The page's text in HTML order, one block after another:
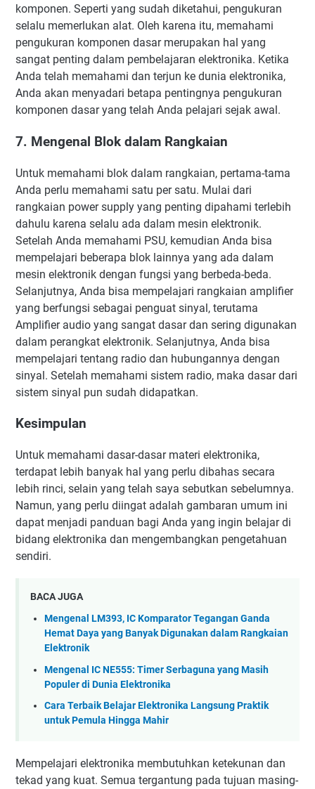
komponen. Seperti yang sudah diketahui, pengukuran
selalu memerlukan alat. Oleh karena itu, memahami
pengukuran komponen dasar merupakan hal yang
sangat penting dalam pembelajaran elektronika. Ketika
Anda telah memahami dan terjun ke dunia elektronika,
Anda akan menyadari betapa pentingnya pengukuran
komponen dasar yang telah Anda pelajari sejak awal.
7. Mengenal Blok dalam Rangkaian
Untuk memahami blok dalam rangkaian, pertama-tama
Anda perlu memahami satu per satu. Mulai dari
rangkaian power supply yang penting dipahami terlebih
dahulu karena selalu ada dalam mesin elektronik.
Setelah Anda memahami PSU, kemudian Anda bisa
mempelajari beberapa blok lainnya yang ada dalam
mesin elektronik dengan fungsi yang berbeda-beda.
Selanjutnya, Anda bisa mempelajari rangkaian amplifier
yang berfungsi sebagai penguat sinyal, terutama
Amplifier audio yang sangat dasar dan sering digunakan
dalam perangkat elektronik. Selanjutnya, Anda bisa
mempelajari tentang radio dan hubungannya dengan
sinyal. Setelah memahami sistem radio, maka dasar dari
sistem sinyal pun sudah didapatkan.
Kesimpulan
Untuk memahami dasar-dasar materi elektronika,
terdapat lebih banyak hal yang perlu dibahas secara
lebih rinci, selain yang telah saya sebutkan sebelumnya.
Namun, yang perlu diingat adalah gambaran umum ini
dapat menjadi panduan bagi Anda yang ingin belajar di
bidang elektronika dan mengembangkan pengetahuan
sendiri.
BACA JUGA
Mengenal LM393, IC Komparator Tegangan Ganda
Hemat Daya yang Banyak Digunakan dalam Rangkaian
Elektronik
Mengenal IC NE555: Timer Serbaguna yang Masih
Populer di Dunia Elektronika
Cara Terbaik Belajar Elektronika Langsung Praktik
untuk Pemula Hingga Mahir
Mempelajari elektronika membutuhkan ketekunan dan
tekad yang kuat. Semua tergantung pada tujuan masing-